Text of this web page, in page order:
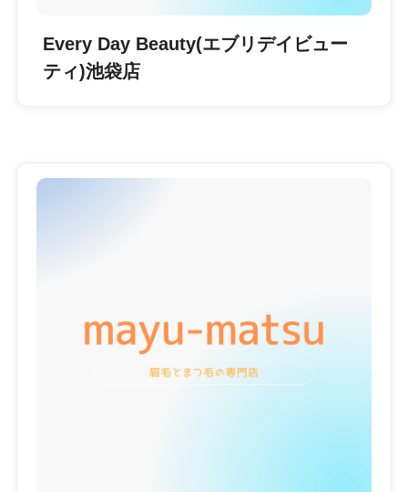
Every Day Beauty(エブリデイビュー
ティ)池袋店